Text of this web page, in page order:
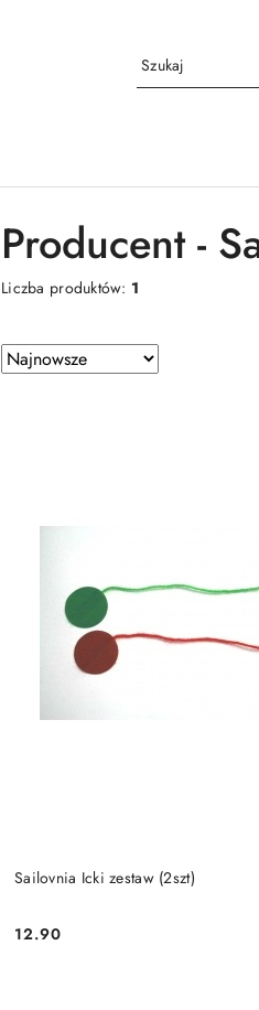
Producent -
Liczba produktów: 1
Zastosowano
sortowanie:
Sortuj
według
Sailovnia Icki zestaw (2szt)
Cena:
12.90
DO KOSZYKA